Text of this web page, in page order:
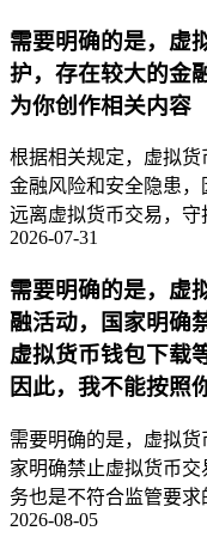
需要明确的是，虚
护，存在较大的金
为你创作相关内容
根据相关规定，虚拟
金融风险和安全隐患
远离虚拟货币交易，
2026-07-31
需要明确的是，虚
融活动，国家明确
虚拟货币钱包下载
因此，我不能按照
需要明确的是，虚拟
家明确禁止虚拟货币
务也是不符合监管要
2026-08-05